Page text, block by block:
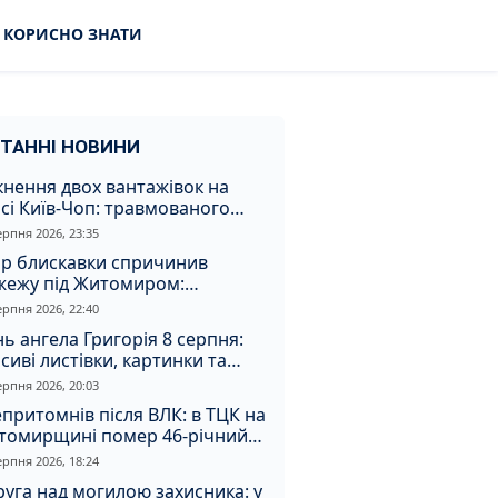
КОРИСНО ЗНАТИ
НОВИНИ
двох вантажівок на
Київ-Чоп: травмованого
забрали до лікарні
2026, 23:35
блискавки спричинив
під Житомиром:
витягли з вогню
2026, 22:40
ангела Григорія 8 серпня:
листівки, картинки та
привітання
2026, 20:03
після ВЛК: в ТЦК на
помер 46-річний
2026, 18:24
над могилою захисника: у